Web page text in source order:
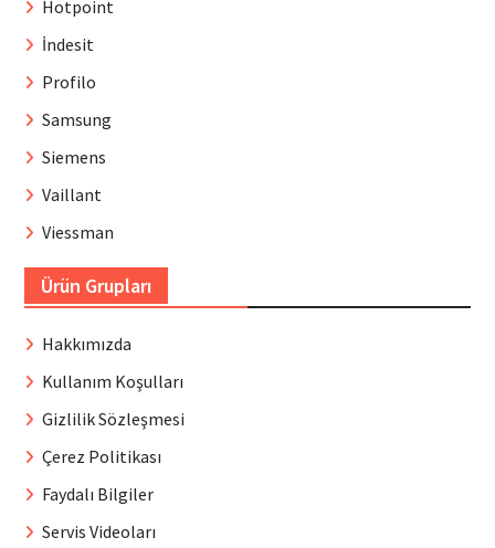
Hotpoint
İndesit
Profilo
Samsung
Siemens
Vaillant
Viessman
Ürün Grupları
Hakkımızda
Kullanım Koşulları
Gizlilik Sözleşmesi
Çerez Politikası
Faydalı Bilgiler
Servis Videoları